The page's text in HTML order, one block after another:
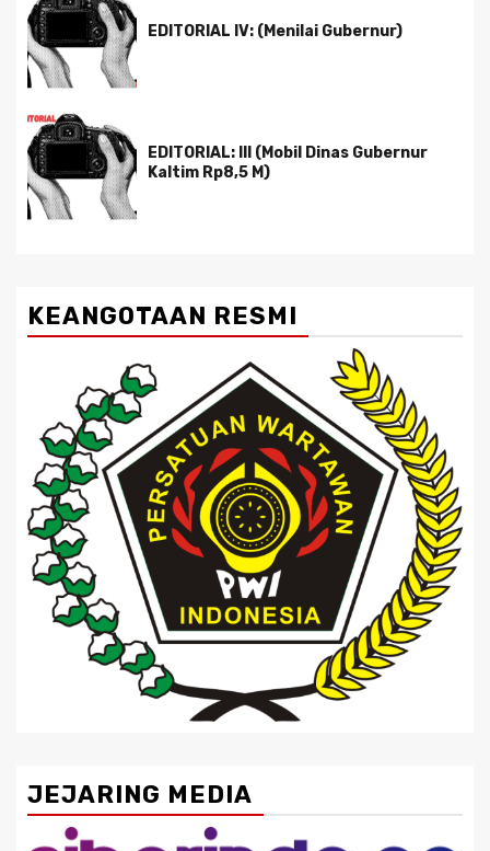
EDITORIAL IV: (Menilai Gubernur)
EDITORIAL: III (Mobil Dinas Gubernur
Kaltim Rp8,5 M)
KEANGOTAAN RESMI
JEJARING MEDIA